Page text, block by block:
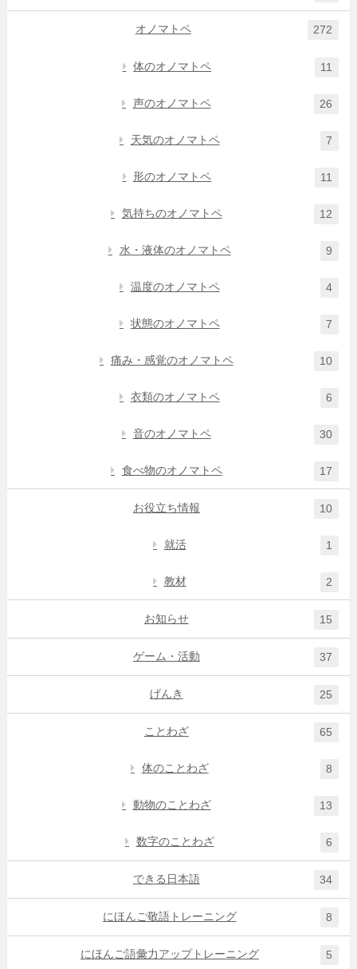
オノマトペ 272
体のオノマトペ 11
声のオノマトペ 26
天気のオノマトペ 7
形のオノマトペ 11
気持ちのオノマトペ 12
水・液体のオノマトペ 9
温度のオノマトペ 4
状態のオノマトペ 7
痛み・感覚のオノマトペ 10
衣類のオノマトペ 6
音のオノマトペ 30
食べ物のオノマトペ 17
お役立ち情報 10
就活 1
教材 2
お知らせ 15
ゲーム・活動 37
げんき 25
ことわざ 65
体のことわざ 8
動物のことわざ 13
数字のことわざ 6
できる日本語 34
にほんご敬語トレーニング 8
にほんご語彙力アップトレーニング 5